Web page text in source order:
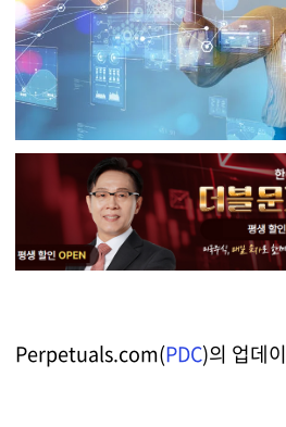
Perpetuals.com(PDC)의 업데